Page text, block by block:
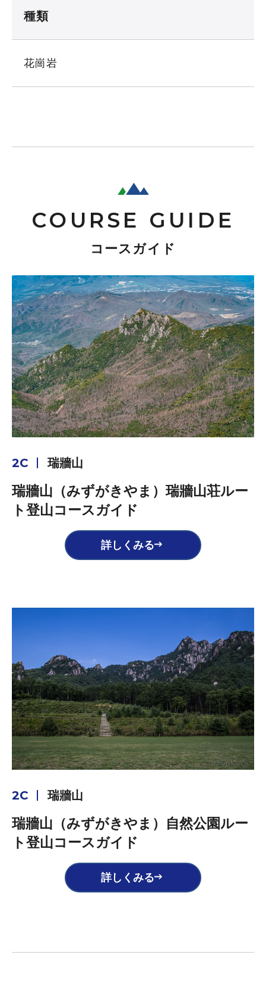
種類
花崗岩
COURSE GUIDE
コースガイド
2C 瑞牆山
瑞牆山（みずがきやま）瑞牆山荘ルー
ト登山コースガイド
詳しくみる
2C 瑞牆山
瑞牆山（みずがきやま）自然公園ルー
ト登山コースガイド
詳しくみる